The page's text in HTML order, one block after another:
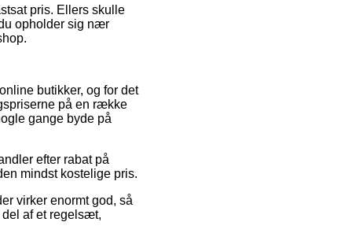
pris. Ellers skulle
opholder sig nær
butikker, og for det
på en række
gange byde på
efter rabat på
mindst kostelige pris.
virker enormt god, så
af et regelsæt,